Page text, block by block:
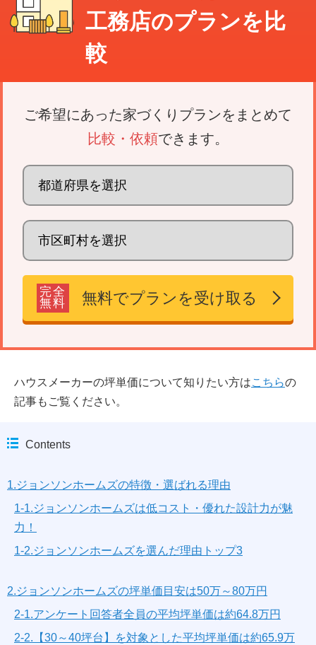
工務店のプランを比
較
ご希望にあった家づくりプランをまとめて
比較・依頼できます。
完全
無料
無料でプランを受け取る
ハウスメーカーの坪単価について知りたい方はこちらの
記事もご覧ください。
Contents
1.ジョンソンホームズの特徴・選ばれる理由
1-1.ジョンソンホームズは低コスト・優れた設計力が魅
力！
1-2.ジョンソンホームズを選んだ理由トップ3
2.ジョンソンホームズの坪単価目安は50万～80万円
2-1.アンケート回答者全員の平均坪単価は約64.8万円
2-2.【30～40坪台】を対象とした平均坪単価は約65.9万